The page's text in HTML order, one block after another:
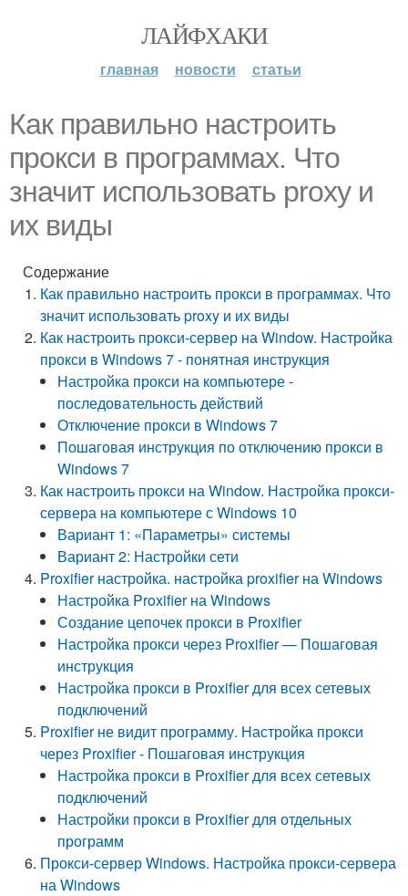
ЛАЙФХАКИ
главная новости статьи
Как правильно настроить
прокси в программах. Что
значит использовать proxy и
их виды
Содержание
Как правильно настроить прокси в программах. Что
значит использовать proxy и их виды
Как настроить прокси-сервер на Window. Настройка
прокси в Windows 7 - понятная инструкция
Настройка прокси на компьютере -
последовательность действий
Отключение прокси в Windows 7
Пошаговая инструкция по отключению прокси в
Windows 7
Как настроить прокси на Window. Настройка прокси-
сервера на компьютере с Windows 10
Вариант 1: «Параметры» системы
Вариант 2: Настройки сети
Proxifier настройка. настройка proxifier на Windows
Настройка Proxifier на Windows
Создание цепочек прокси в Proxifier
Настройка прокси через Proxifier — Пошаговая
инструкция
Настройка прокси в Proxifier для всех сетевых
подключений
Proxifier не видит программу. Настройка прокси
через Proxifier - Пошаговая инструкция
Настройка прокси в Proxifier для всех сетевых
подключений
Настройки прокси в Proxifier для отдельных
программ
Прокси-сервер Windows. Настройка прокси-сервера
на Windows